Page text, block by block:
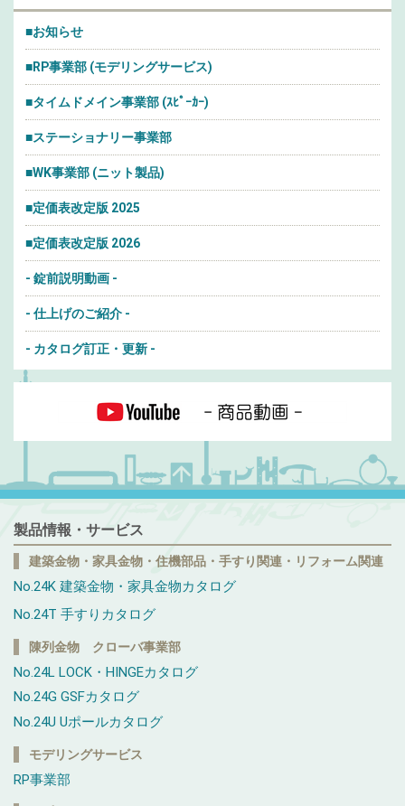
■お知らせ
■RP事業部 (モデリングサービス)
■タイムドメイン事業部 (ｽﾋﾟｰｶｰ)
■ステーショナリー事業部
■WK事業部 (ニット製品)
■定価表改定版 2025
■定価表改定版 2026
- 錠前説明動画 -
- 仕上げのご紹介 -
- カタログ訂正・更新 -
製品情報・サービス
建築金物・家具金物・住機部品・手すり関連・リフォーム関連
No.24K 建築金物・家具金物カタログ
No.24T 手すりカタログ
陳列金物 クローバ事業部
No.24L LOCK・HINGEカタログ
No.24G GSFカタログ
No.24U Uポールカタログ
モデリングサービス
RP事業部